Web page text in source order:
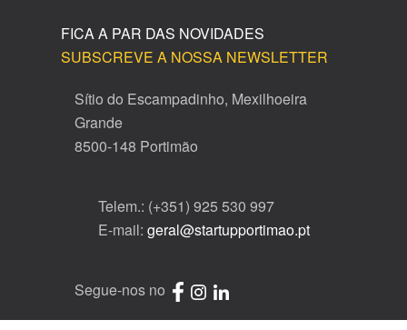
FICA A PAR DAS NOVIDADES
SUBSCREVE A NOSSA NEWSLETTER
Sítio do Escampadinho, Mexilhoeira
Grande
8500-148 Portimão
Telem.: (+351) 925 530 997
E-mail: geral@startupportimao.pt
Segue-nos no